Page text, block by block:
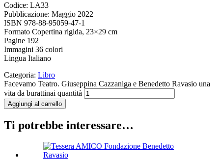
Codice: LA33
Pubblicazione: Maggio 2022
ISBN 978-88-95059-47-1
Formato Copertina rigida, 23×29 cm
Pagine 192
Immagini 36 colori
Lingua Italiano
Categoria: Libro
Facevamo Teatro. Giuseppina Cazzaniga e Benedetto Ravasio una
vita da burattinai quantità
Aggiungi al carrello
Ti potrebbe interessare…